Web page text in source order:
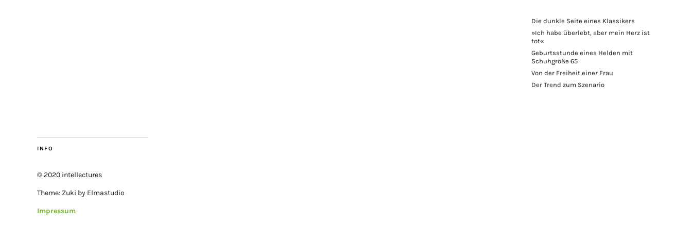
Die dunkle Seite eines Klassikers
»Ich habe überlebt, aber mein Herz ist
tot«
Geburtsstunde eines Helden mit
Schuhgröße 65
Von der Freiheit einer Frau
Der Trend zum Szenario
INFO
© 2020 intellectures
Theme: Zuki by Elmastudio
Impressum